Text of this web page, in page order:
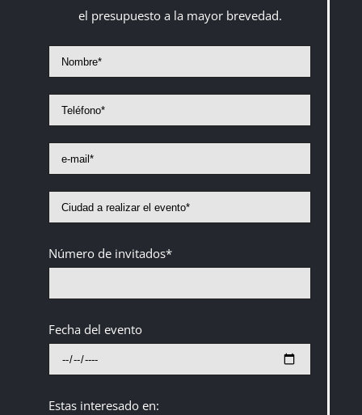
el presupuesto a la mayor brevedad.
Número de invitados*
Fecha del evento
Estas interesado en: